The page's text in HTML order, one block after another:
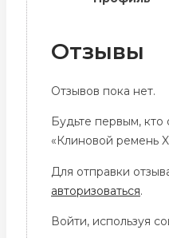
Отзывы
Отзывов пока нет.
Будьте первым, кто
«Клиновой ремень
Для отправки
авторизоваться.
Войти, используя